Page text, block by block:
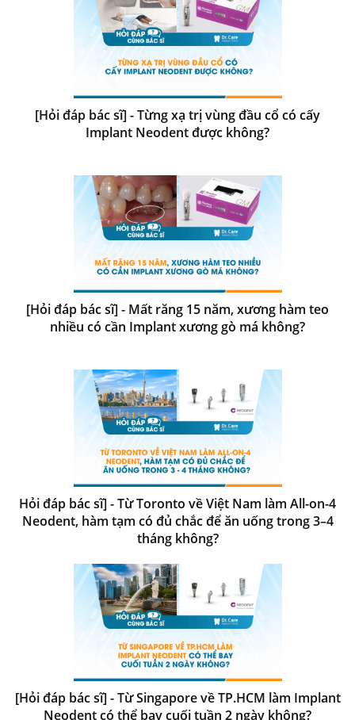
[Hỏi đáp bác sĩ] - Từng xạ trị vùng đầu cổ có cấy
Implant Neodent được không?
[Hỏi đáp bác sĩ] - Mất răng 15 năm, xương hàm teo
nhiều có cần Implant xương gò má không?
Hỏi đáp bác sĩ] - Từ Toronto về Việt Nam làm All-on-4
Neodent, hàm tạm có đủ chắc để ăn uống trong 3–4
tháng không?
[Hỏi đáp bác sĩ] - Từ Singapore về TP.HCM làm Implant
Neodent có thể bay cuối tuần 2 ngày không?